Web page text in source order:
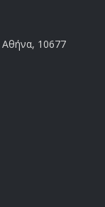
Αθήνα, 10677